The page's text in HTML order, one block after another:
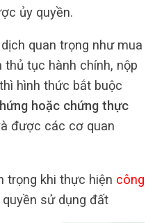
ủy quyền.
quan trọng như mua
tục hành chính, nộp
hình thức bắt buộc
hoặc chứng thực
được các cơ quan
trọng khi thực hiện công
quyền sử dụng đất